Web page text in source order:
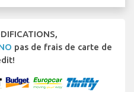
pas de frais de carte de